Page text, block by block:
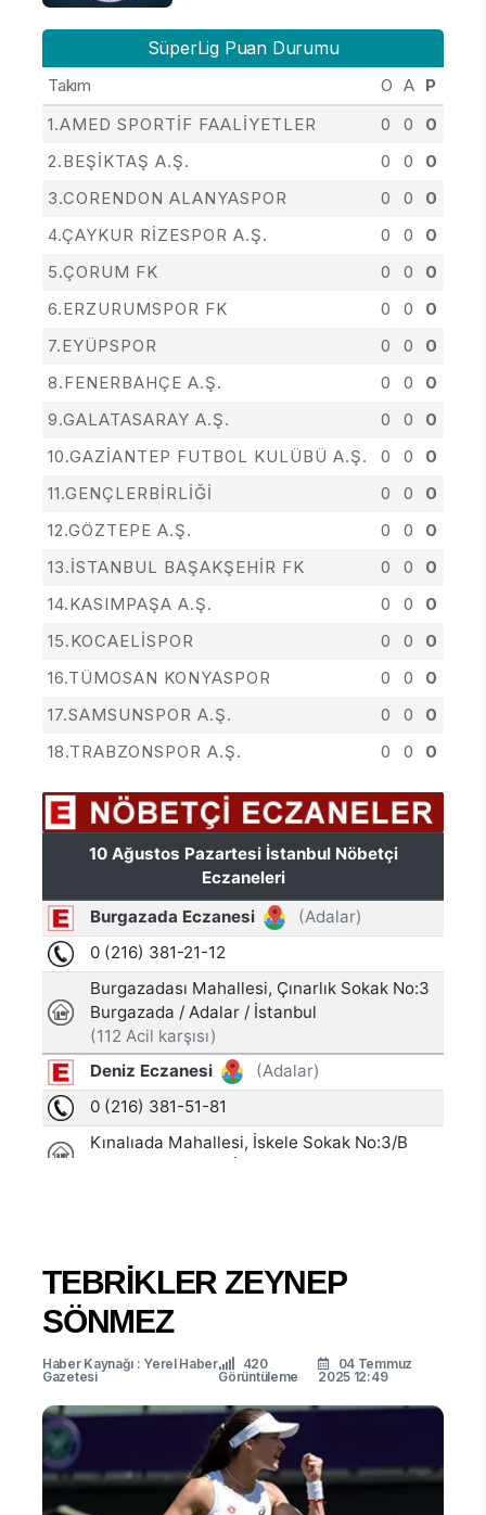
SüperLig Puan Durumu
Takım O A P
1.AMED SPORTİF FAALİYETLER
0 0
0
2.BEŞİKTAŞ A.Ş.
0 0
0
3.CORENDON ALANYASPOR
0 0
0
4.ÇAYKUR RİZESPOR A.Ş.
0 0
0
5.ÇORUM FK
0 0
0
6.ERZURUMSPOR FK
0 0
0
7.EYÜPSPOR
0 0
0
8.FENERBAHÇE A.Ş.
0 0
0
9.GALATASARAY A.Ş.
0 0
0
10.GAZİANTEP FUTBOL KULÜBÜ A.Ş.
0 0
0
11.GENÇLERBİRLİĞİ
0 0
0
12.GÖZTEPE A.Ş.
0 0
0
13.İSTANBUL BAŞAKŞEHİR FK
0 0
0
14.KASIMPAŞA A.Ş.
0 0
0
15.KOCAELİSPOR
0 0
0
16.TÜMOSAN KONYASPOR
0 0
0
17.SAMSUNSPOR A.Ş.
0 0
0
18.TRABZONSPOR A.Ş.
0 0 0
TEBRİKLER ZEYNEP
SÖNMEZ
Haber Kaynağı : Yerel Haber
Gazetesi
420
Görüntüleme
04 Temmuz
2025 12:49